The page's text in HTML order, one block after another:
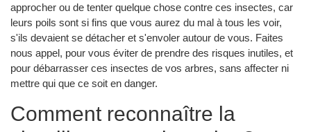
approcher ou de tenter quelque chose contre ces insectes, car
leurs poils sont si fins que vous aurez du mal à tous les voir,
s'ils devaient se détacher et s'envoler autour de vous. Faites
nous appel, pour vous éviter de prendre des risques inutiles, et
pour débarrasser ces insectes de vos arbres, sans affecter ni
mettre qui que ce soit en danger.
Comment reconnaître la